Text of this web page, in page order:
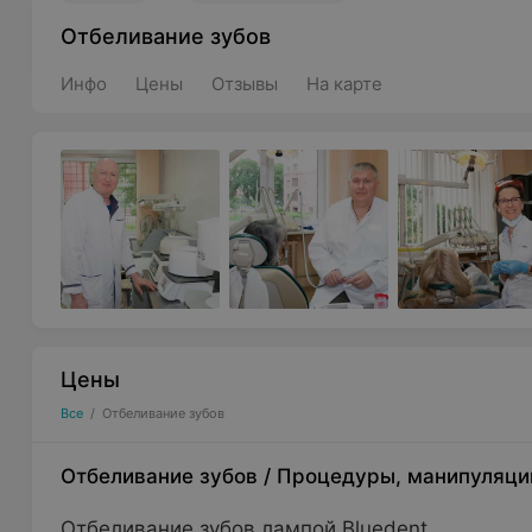
Отбеливание зубов
Инфо Цены Отзывы На карте
Цены
Все / Отбеливание зубов
Отбеливание зубов / Процедуры,